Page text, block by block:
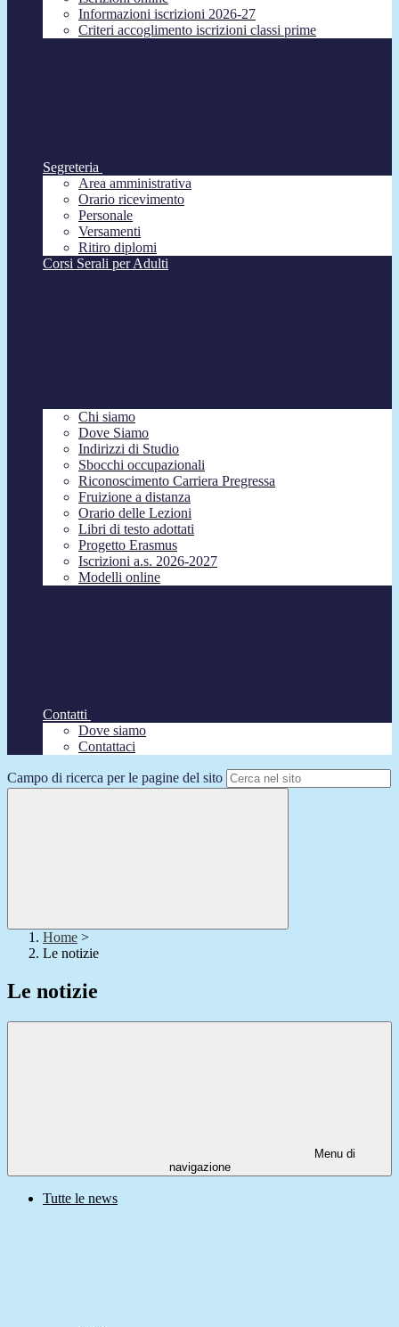
Informazioni iscrizioni 2026-27
Criteri accoglimento iscrizioni classi prime
Segreteria
Area amministrativa
Orario ricevimento
Personale
Versamenti
Ritiro diplomi
Corsi Serali per Adulti
Chi siamo
Dove Siamo
Indirizzi di Studio
Sbocchi occupazionali
Riconoscimento Carriera Pregressa
Fruizione a distanza
Orario delle Lezioni
Libri di testo adottati
Progetto Erasmus
Iscrizioni a.s. 2026-2027
Modelli online
Contatti
Dove siamo
Contattaci
Campo di ricerca per le pagine del sito
Home >
Le notizie
Le notizie
Menu di
navigazione
Tutte le news